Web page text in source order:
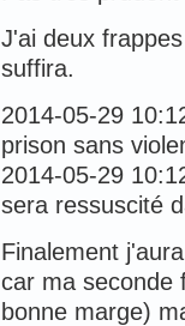
J'ai deux
suffira.
2014-05-29
prison sans
2014-05-29
sera ressuscité
Finalement
car ma seconde
bonne marge)